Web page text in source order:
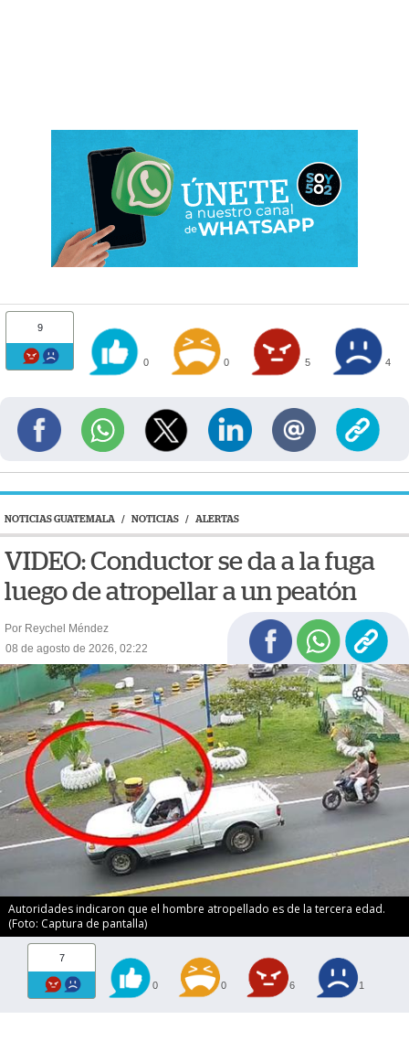
9
0 0 5 4
NOTICIAS GUATEMALA / NOTICIAS / ALERTAS
VIDEO: Conductor se da a la fuga
luego de atropellar a un peatón
Por Reychel Méndez
08 de agosto de 2026, 02:22
Autoridades indicaron que el hombre atropellado es de la tercera edad.
(Foto: Captura de pantalla)
7
0 0 6 1